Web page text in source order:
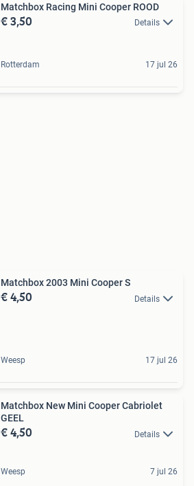
Matchbox Racing Mini Cooper ROOD
€ 3,50 Details
Rotterdam 17 jul 26
Matchbox 2003 Mini Cooper S
€ 4,50 Details
Weesp 17 jul 26
Matchbox New Mini Cooper Cabriolet
GEEL
€ 4,50 Details
Weesp 7 jul 26